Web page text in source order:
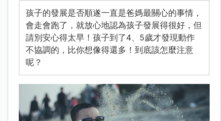
孩子的發展是否順遂一直是爸媽最關心的事情，
會走會跑了，就放心地認為孩子發展得很好，但
請別安心得太早！孩子到了4、5歲才發現動作
不協調的，比你想像得還多！到底該怎麼注意
呢？